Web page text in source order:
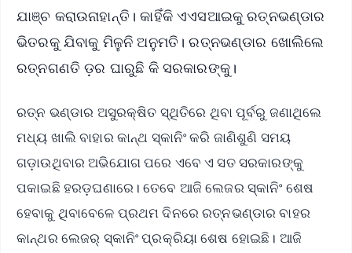
ଯାଞ୍ଚ କରାଉନାହାନ୍ତି। କାହିଁକି ଏଏସଆଇକୁ ରତ୍ନଭଣ୍ଡାର
ଭିତରକୁ ଯିବାକୁ ମିଳୁନି ଅନୁମତି। ରତ୍ନଭଣ୍ଡାର ଖୋଲିଲେ
ରତ୍ନଗଣତି ଡ଼ର ଘାରୁଛି କି ସରକାରଙ୍କୁ।
ରତ୍ନ ଭଣ୍ଡାର ଅସୁରକ୍ଷିତ ସ୍ଥିତିରେ ଥିବା ପୂର୍ବରୁ ଜଣାଥିଲେ
ମଧ୍ୟ ଖାଲି ବାହାର କାନ୍ଥ ସ୍କାନିଂ କରି ଜାଣିଶୁଣି ସମୟ
ଗଡ଼ାଉଥିବାର ଅଭିଯୋଗ ପରେ ଏବେ ଏ ସତ ସରକାରଙ୍କୁ
ପକାଇଛି ହରଡ଼ଘଣାରେ। ତେବେ ଆଜି ଲେଜର ସ୍କାନିଂ ଶେଷ
ହେବାକୁ ଥିବାବେଳେ ପ୍ରଥମ ଦିନରେ ରତ୍ନଭଣ୍ଡାର ବାହର
କାନ୍ଥର ଲେଜର୍ ସ୍କାନିଂ ପ୍ରକ୍ରିୟା ଶେଷ ହୋଇଛି। ଆଜି